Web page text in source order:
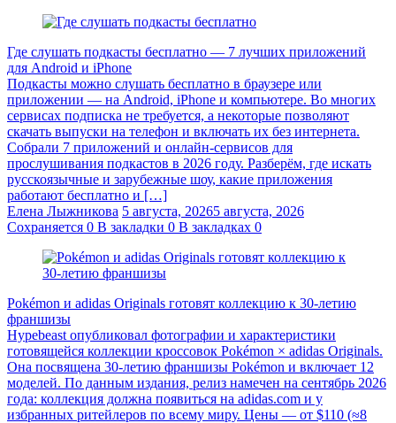
Где слушать подкасты бесплатно — 7 лучших приложений
для Android и iPhone
Подкасты можно слушать бесплатно в браузере или
приложении — на Android, iPhone и компьютере. Во многих
сервисах подписка не требуется, а некоторые позволяют
скачать выпуски на телефон и включать их без интернета.
Собрали 7 приложений и онлайн-сервисов для
прослушивания подкастов в 2026 году. Разберём, где искать
русскоязычные и зарубежные шоу, какие приложения
работают бесплатно и […]
Елена Лыжникова 5 августа, 20265 августа, 2026
Сохраняется 0 В закладки 0 В закладках 0
Pokémon и adidas Originals готовят коллекцию к 30-летию
франшизы
Hypebeast опубликовал фотографии и характеристики
готовящейся коллекции кроссовок Pokémon × adidas Originals.
Она посвящена 30-летию франшизы Pokémon и включает 12
моделей. По данным издания, релиз намечен на сентябрь 2026
года: коллекция должна появиться на adidas.com и у
избранных ритейлеров по всему миру. Цены — от $110 (≈8